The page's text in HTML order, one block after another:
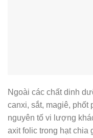
Ngoài các chất dinh
canxi, sắt, magiê, phốt
nguyên tố vi lượng
axit folic trong hạt chia